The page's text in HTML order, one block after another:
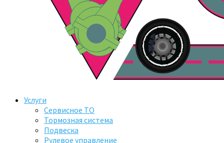
Услуги
Сервисное ТО
Тормозная система
Подвеска
Рулевое управление